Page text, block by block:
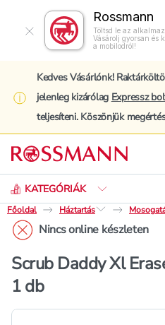
Rossmann
Töltsd le az
Vásárolj gyorsan és
a mobilodról!
Kedves Vásárlónk!
jelenleg kizárólag Expressz
teljesíteni. Köszönjük
KATEGÓRIÁK
Keresés
Főoldal
Háztartás
Nincs online készleten
Scrub Daddy Xl
1 db